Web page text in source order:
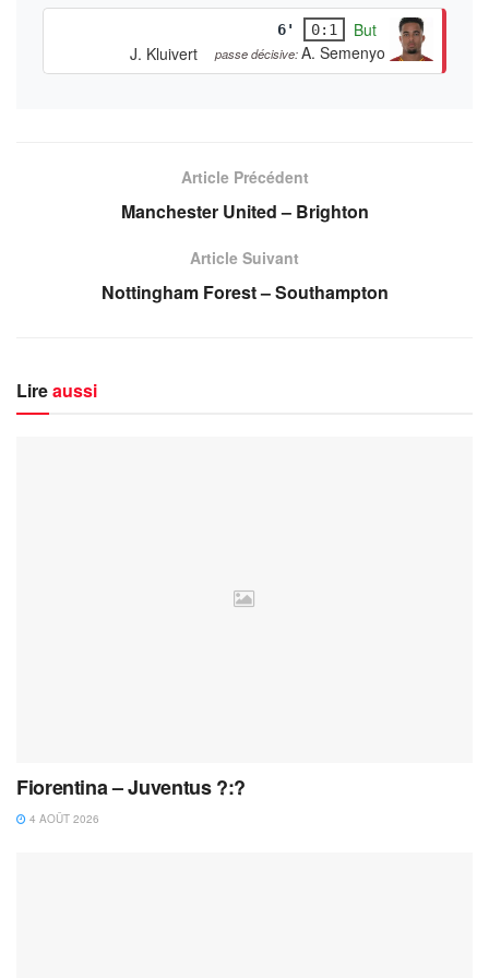
6' 0:1
But
J. Kluivert
passe décisive:A. Semenyo
Article Précédent
Manchester United – Brighton
Article Suivant
Nottingham Forest – Southampton
Lireaussi
Fiorentina – Juventus ?:?
4 AOÛT 2026